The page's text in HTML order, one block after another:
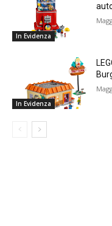
In Evidenza
In Evidenza